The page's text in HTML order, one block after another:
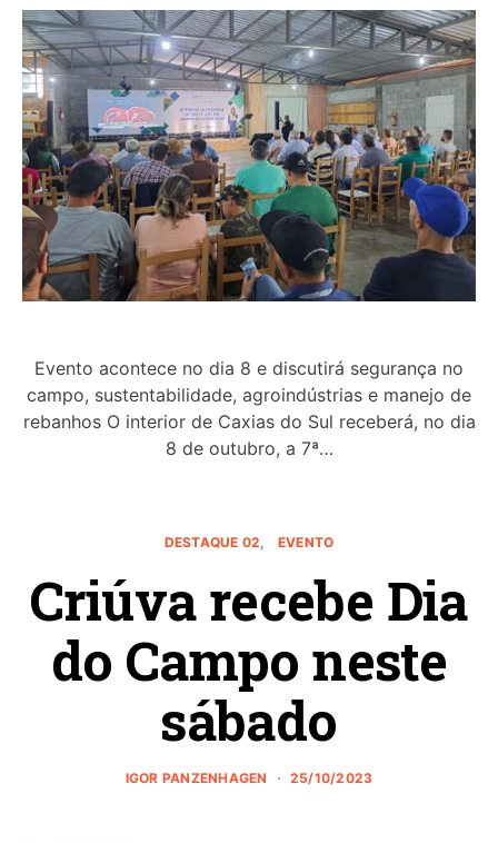
Evento acontece no dia 8 e discutirá segurança no
campo, sustentabilidade, agroindústrias e manejo de
rebanhos O interior de Caxias do Sul receberá, no dia
8 de outubro, a 7ª…
DESTAQUE 02 EVENTO
Criúva recebe Dia
do Campo neste
sábado
IGOR PANZENHAGEN 25/10/2023